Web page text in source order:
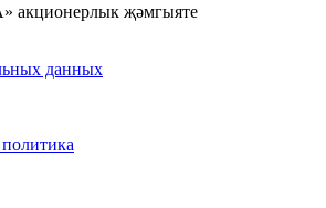
җәмгыяте
данных